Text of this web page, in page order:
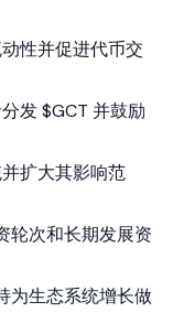
性并促进代币交
发 $GCT 并鼓励
扩大其影响范
轮次和长期发展资
为生态系统增长做